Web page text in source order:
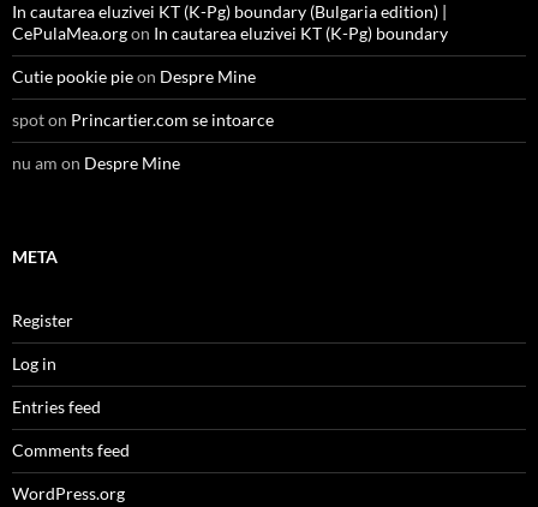
In cautarea eluzivei KT (K-Pg) boundary (Bulgaria edition) |
CePulaMea.orgon In cautarea eluzivei KT (K-Pg) boundary
Cutie pookie pieon Despre Mine
spoton Princartier.com se intoarce
nu am on Despre Mine
META
Register
Log in
Entries feed
Comments feed
WordPress.org